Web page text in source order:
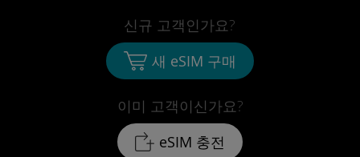
이미 고객이신가요?
eSIM 충전
신규 고객인가요?
새 eSIM 구매